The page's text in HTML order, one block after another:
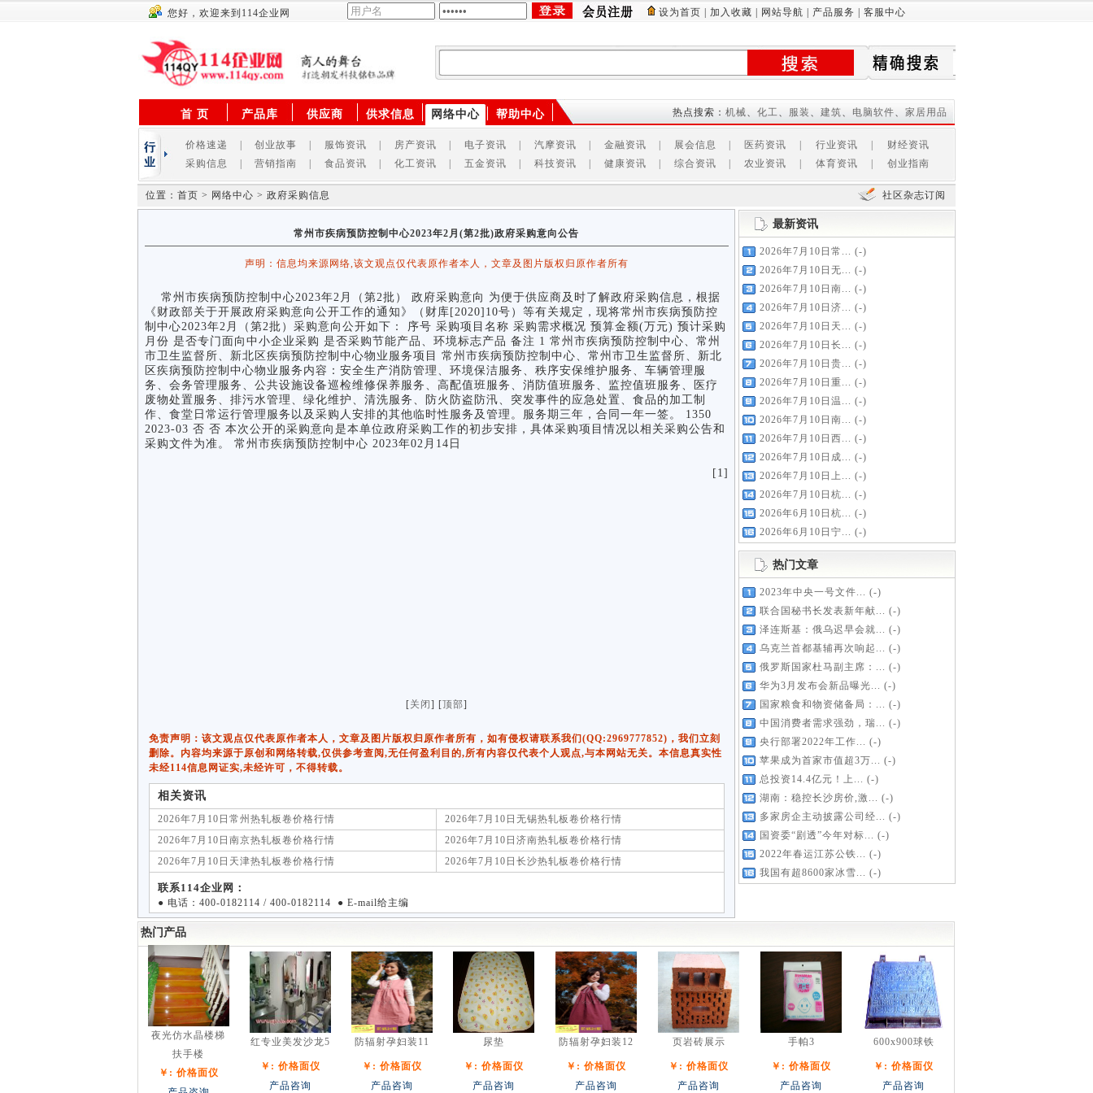
您好，欢迎来到114企业网 设为首页 加入收藏 网站导航 产品服务 客服中心
首 页 产品库 供应商 供求信息 网络中心 帮助中心 热点搜索： 机械、 化工、 服装 、 建筑、 电脑软件、 家居用品
价格速递 创业故事 服饰资讯 房产资讯 电子资讯 汽摩资讯 金融资讯 展会信息 医药资讯 行业资讯
财经资讯
采购信息
营销指南 食品资讯 化工资讯 五金资讯 科技资讯 健康资讯 综合资讯 农业资讯 体育资讯 创业指南
位置：首页 > 网络中心 > 政府采购信息 社区杂志订阅
常州市疾病预防控制中心2023年2月(第2批)政府采购意向公告
声明：信息均来源网络,该文观点仅代表原作者本人，文章及图片版权归原作者所有
常州市疾病预防控制中心2023年2月（第2批） 政府采购意向 为便于供应商及时了解政府采购信息，根据
《财政部关于开展政府采购意向公开工作的通知》（财库[2020]10号）等有关规定，现将常州市疾病预防控
制中心2023年2月（第2批）采购意向公开如下： 序号 采购项目名称 采购需求概况 预算金额(万元) 预计采购
月份 是否专门面向中小企业采购 是否采购节能产品、环境标志产品 备注 1 常州市疾病预防控制中心、常州
市卫生监督所、新北区疾病预防控制中心物业服务项目 常州市疾病预防控制中心、常州市卫生监督所、新北
区疾病预防控制中心物业服务内容：安全生产消防管理、环境保洁服务、秩序安保维护服务、车辆管理服
务、会务管理服务、公共设施设备巡检维修保养服务、高配值班服务、消防值班服务、监控值班服务、医疗
废物处置服务、排污水管理、绿化维护、清洗服务、防火防盗防汛、突发事件的应急处置、食品的加工制
作、食堂日常运行管理服务以及采购人安排的其他临时性服务及管理。服务期三年，合同一年一签。 1350
2023-03 否 否 本次公开的采购意向是本单位政府采购工作的初步安排，具体采购项目情况以相关采购公告和
采购文件为准。 常州市疾病预防控制中心 2023年02月14日
[1]
[关闭 ] [顶部]
免责声明：该文观点仅代表原作者本人，文章及图片版权归原作者所有，如有侵权请联系我们(QQ:2969777852)，我们立刻
删除。内容均来源于原创和网络转载,仅供参考查阅,无任何盈利目的,所有内容仅代表个人观点,与本网站无关。本信息真实性
未经114信息网证实,未经许可，不得转载。
相关资讯
2026年7月10日常州热轧板卷价格行情
2026年7月10日无锡热轧板卷价格行情
2026年7月10日南京热轧板卷价格行情
2026年7月10日济南热轧板卷价格行情
2026年7月10日天津热轧板卷价格行情
2026年7月10日长沙热轧板卷价格行情
联系114企业网：
● 电话：400-0182114 / 400-0182114 ● E-mail给主编
最新资讯
2026年7月10日常... (-)
2026年7月10日无... (-)
2026年7月10日南... (-)
2026年7月10日济... (-)
2026年7月10日天... (-)
2026年7月10日长... (-)
2026年7月10日贵... (-)
2026年7月10日重... (-)
2026年7月10日温... (-)
2026年7月10日南... (-)
2026年7月10日西... (-)
2026年7月10日成... (-)
2026年7月10日上... (-)
2026年7月10日杭... (-)
2026年6月10日杭... (-)
2026年6月10日宁... (-)
热门文章
2023年中央一号文件... (-)
联合国秘书长发表新年献... (-)
泽连斯基：俄乌迟早会就... (-)
乌克兰首都基辅再次响起... (-)
俄罗斯国家杜马副主席：... (-)
华为3月发布会新品曝光... (-)
国家粮食和物资储备局：... (-)
中国消费者需求强劲，瑞... (-)
央行部署2022年工作... (-)
苹果成为首家市值超3万... (-)
总投资14.4亿元！上... (-)
湖南：稳控长沙房价,激... (-)
多家房企主动披露公司经... (-)
国资委“剧透”今年对标... (-)
2022年春运江苏公铁... (-)
我国有超8600家冰雪... (-)
热门产品
夜光仿水晶楼梯
扶手楼
￥: 价格面仪
红专业美发沙龙5
￥: 价格面仪
产品咨询
防辐射孕妇装11
￥: 价格面仪
产品咨询
尿垫
￥: 价格面仪
产品咨询
防辐射孕妇装12
￥: 价格面仪
产品咨询
页岩砖展示
￥: 价格面仪
产品咨询
手帕3
￥: 价格面仪
产品咨询
600x900球铁
￥: 价格面仪
产品咨询